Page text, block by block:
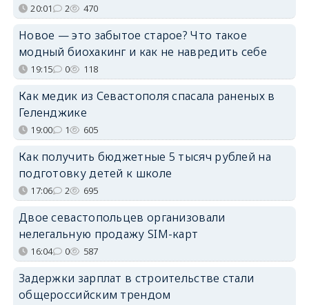
20:01 2 470
Новое — это забытое старое? Что такое
модный биохакинг и как не навредить себе
19:15 0 118
Как медик из Севастополя спасала раненых в
Геленджике
19:00 1 605
Как получить бюджетные 5 тысяч рублей на
подготовку детей к школе
17:06 2 695
Двое севастопольцев организовали
нелегальную продажу SIM-карт
16:04 0 587
Задержки зарплат в строительстве стали
общероссийским трендом